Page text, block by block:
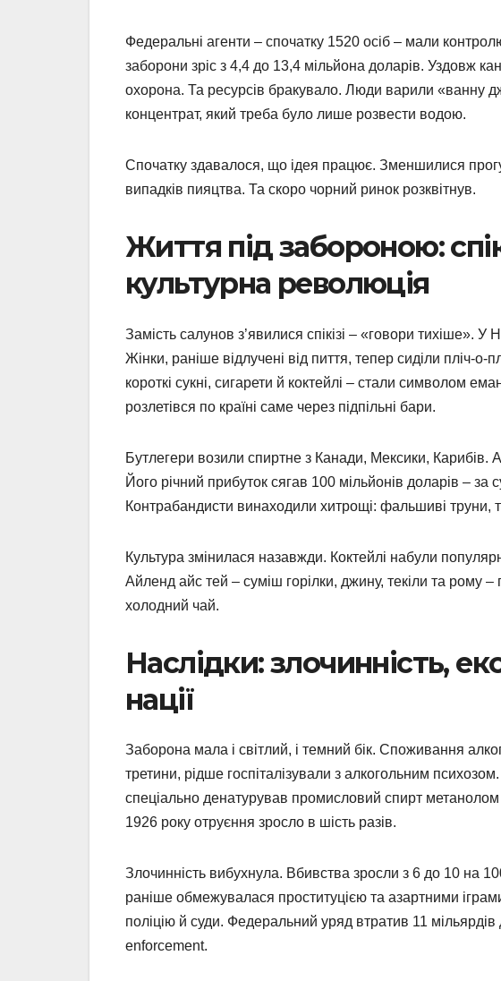
Федеральні агенти – спочатку 1520 осіб – мали
заборони зріс з 4,4 до 13,4 мільйона доларів. Уздовж
охорона. Та ресурсів бракувало. Люди варили «ванну
концентрат, який треба було лише розвести водою.
Спочатку здавалося, що ідея працює. Зменшилися
випадків пияцтва. Та скоро чорний ринок розквітнув.
Життя під забороною:
культурна революція
Замість салунов з’явилися спікізі – «говори тихіше».
Жінки, раніше відлучені від пиття, тепер сиділи пліч-
короткі сукні, сигарети й коктейлі – стали символом
розлетівся по країні саме через підпільні бари.
Бутлегери возили спиртне з Канади, Мексики, Карибів.
Його річний прибуток сягав 100 мільйонів доларів –
Контрабандисти винаходили хитрощі: фальшиві труни,
Культура змінилася назавжди. Коктейлі набули
Айленд айс тей – суміш горілки, джину, текіли та рому
холодний чай.
Наслідки: злочинність,
нації
Заборона мала і світлий, і темний бік. Споживання
третини, рідше госпіталізували з алкогольним
спеціально денатурував промисловий спирт
1926 року отруєння зросло в шість разів.
Злочинність вибухнула. Вбивства зросли з 6 до 10 на
раніше обмежувалася проституцією та азартними
поліцію й суди. Федеральний уряд втратив 11 мільярдів
enforcement.